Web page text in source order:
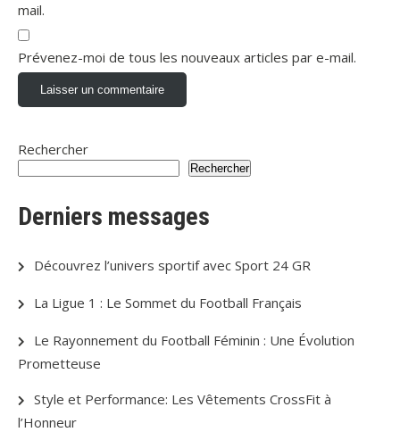
mail.
Prévenez-moi de tous les nouveaux articles par e-mail.
Rechercher
Rechercher
Derniers messages
Découvrez l’univers sportif avec Sport 24 GR
La Ligue 1 : Le Sommet du Football Français
Le Rayonnement du Football Féminin : Une Évolution
Prometteuse
Style et Performance: Les Vêtements CrossFit à
l’Honneur